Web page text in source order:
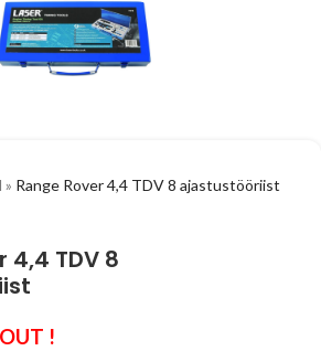
» Range Rover 4,4 TDV 8 ajastustööriist
4,4 TDV 8
!